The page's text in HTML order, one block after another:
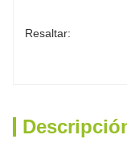
Resaltar: